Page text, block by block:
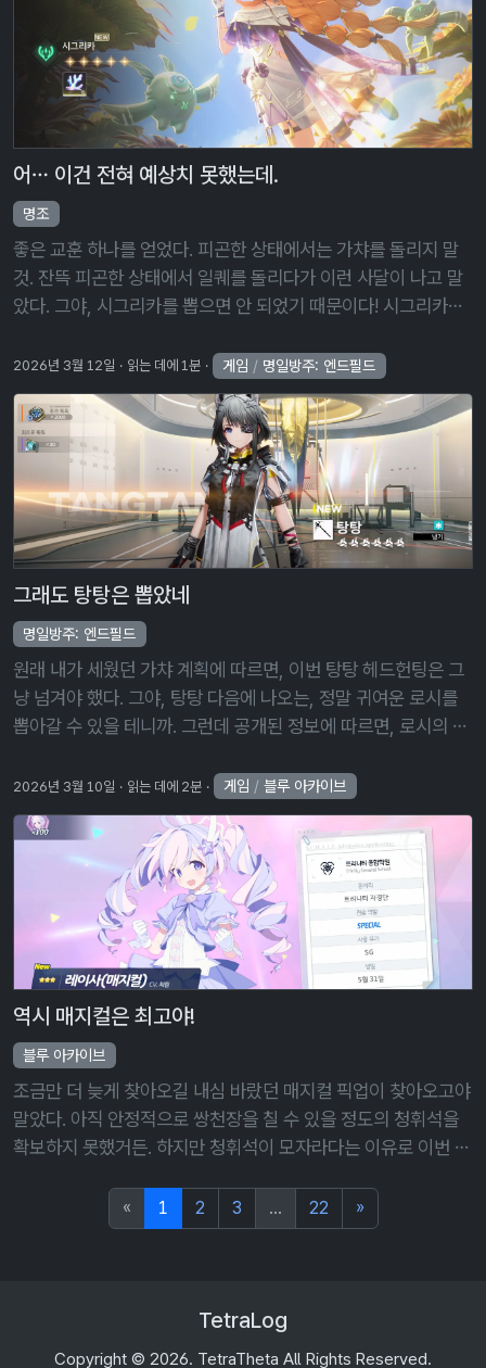
어… 이건 전혀 예상치 못했는데.
명조
좋은 교훈 하나를 얻었다. 피곤한 상태에서는 가챠를 돌리지 말
것. 잔뜩 피곤한 상태에서 일퀘를 돌리다가 이런 사달이 나고 말
았다. 그야, 시그리카를 뽑으면 안 되었기 때문이다! 시그리카는
러이기 때문에, …
2026년 3월 12일 읽는 데에 1분 게임 / 명일방주: 엔드필드
그래도 탕탕은 뽑았네
명일방주: 엔드필드
원래 내가 세웠던 가챠 계획에 따르면, 이번 탕탕 헤드헌팅은 그
냥 넘겨야 했다. 그야, 탕탕 다음에 나오는, 정말 귀여운 로시를
뽑아갈 수 있을 테니까. 그런데 공개된 정보에 따르면, 로시의 속
킬 모두 …
2026년 3월 10일 읽는 데에 2분 게임 /블루 아카이브
역시 매지컬은 최고야!
블루 아카이브
조금만 더 늦게 찾아오길 내심 바랐던 매지컬 픽업이 찾아오고야
말았다. 아직 안정적으로 쌍천장을 칠 수 있을 정도의 청휘석을
확보하지 못했거든. 하지만 청휘석이 모자라다는 이유로 이번 픽
'레이사(매지컬 …
« 1 2 3 ... 22 »
TetraLog
Copyright © 2026. TetraTheta All Rights Reserved.